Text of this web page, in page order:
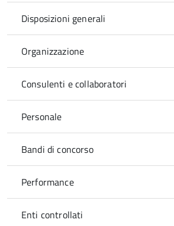
Disposizioni generali
Organizzazione
Consulenti e collaboratori
Personale
Bandi di concorso
Performance
Enti controllati